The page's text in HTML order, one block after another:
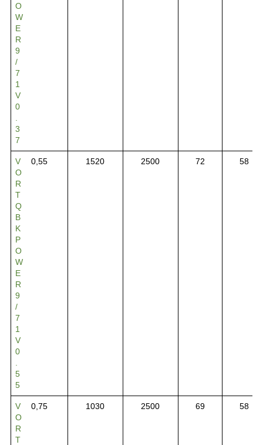
O
W
E
R
9
/
7
1
V
0
3
7
V
O
R
T
Q
B
K
P
O
W
E
R
9
/
7
1
V
0
5
5
0,55 1520 2500 72 58
V
O
R
T
0,75 1030 2500 69 58